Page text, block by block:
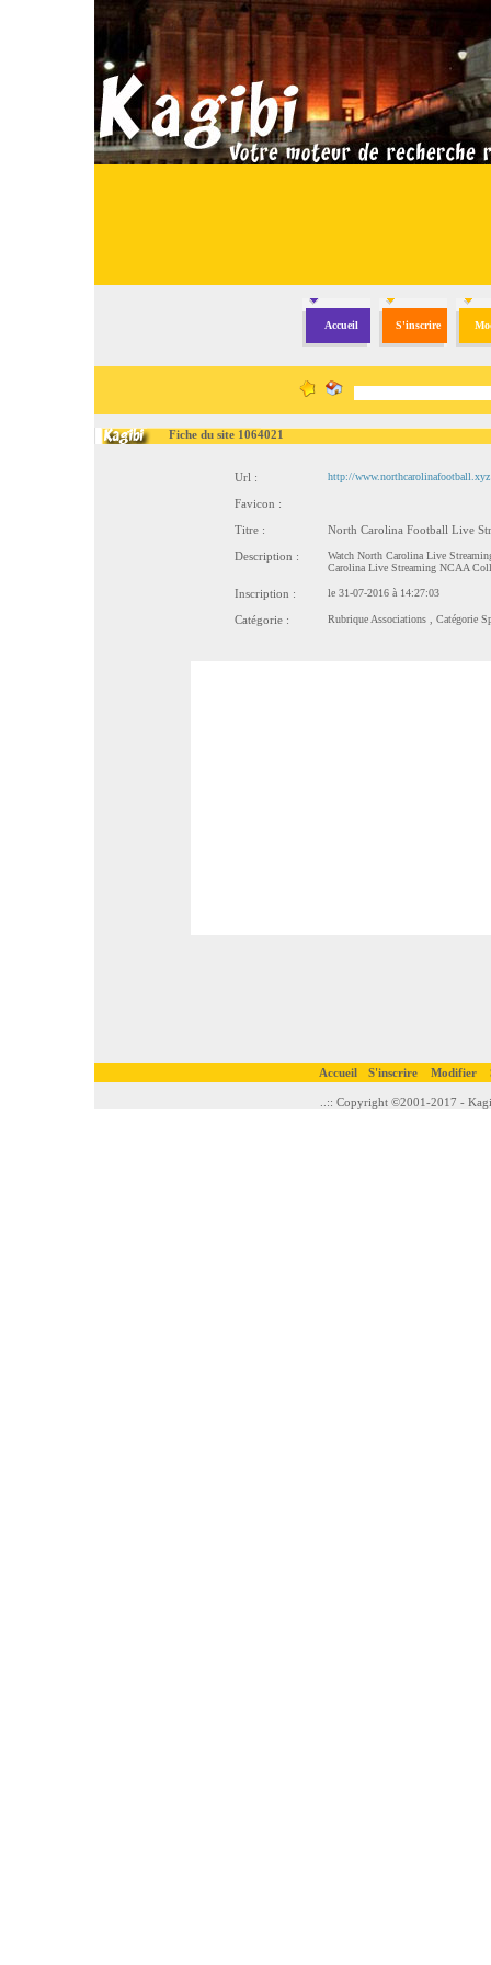
Accueil S'inscrire
Fiche du site 1064021
Url : http://www.northcarolinafootball.xyz
Favicon :
Titre :
North Carolina Football Live
Description :
Watch North Carolina Live
Carolina Live Streaming NCAA
Inscription : le 31-07-2016 à 14:27:03
Catégorie : Rubrique Associations, Catégorie
Accueil S'inscrire Modifier
..:: Copyright ©2001-2017 -